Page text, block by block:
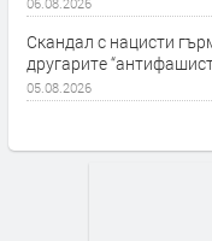
Скандал с нацисти
другарите
05.08.2026